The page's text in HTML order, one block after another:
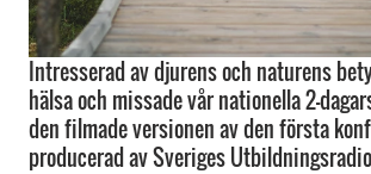
Intresserad av djurens och naturens
hälsa och missade vår nationella 2-
den filmade versionen av den första
producerad av Sveriges